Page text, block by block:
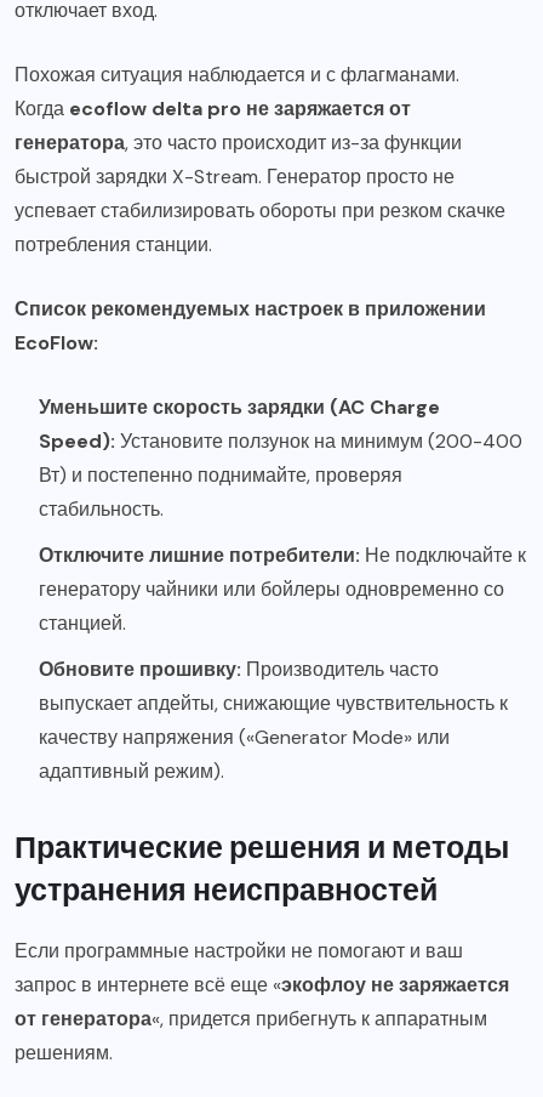
отключает вход.
Похожая ситуация наблюдается и с флагманами.
Когда ecoflow delta pro не заряжается от
генератора, это часто происходит из-за функции
быстрой зарядки X-Stream. Генератор просто не
успевает стабилизировать обороты при резком скачке
потребления станции.
Список рекомендуемых настроек в приложении
EcoFlow:
Уменьшите скорость зарядки (AC Charge
Speed): Установите ползунок на минимум (200-400
Вт) и постепенно поднимайте, проверяя
стабильность.
Отключите лишние потребители: Не подключайте к
генератору чайники или бойлеры одновременно со
станцией.
Обновите прошивку: Производитель часто
выпускает апдейты, снижающие чувствительность к
качеству напряжения («Generator Mode» или
адаптивный режим).
Практические решения и методы
устранения неисправностей
Если программные настройки не помогают и ваш
запрос в интернете всё еще «экофлоу не заряжается
от генератора«, придется прибегнуть к аппаратным
решениям.